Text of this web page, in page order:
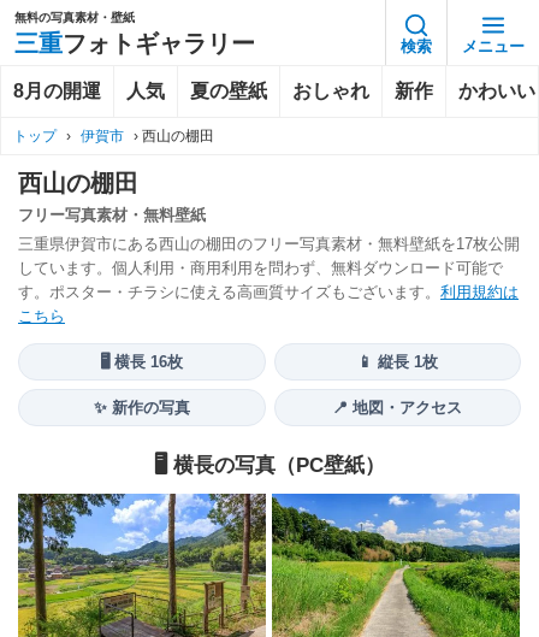
無料の写真素材・壁紙
三重フォトギャラリー 検索 メニュー
8月の開運 人気 夏の壁紙 おしゃれ 新作 かわいい
トップ › 伊賀市 › 西山の棚田
西山の棚田
フリー写真素材・無料壁紙
三重県伊賀市にある西山の棚田のフリー写真素材・無料壁紙を17枚公開
しています。個人利用・商用利用を問わず、無料ダウンロード可能で
す。ポスター・チラシに使える高画質サイズもございます。 利用規約は
こちら
🖥️ 横長 16枚 📱 縦長 1枚
✨ 新作の写真 📍 地図・アクセス
🖥️ 横長の写真（PC壁紙）